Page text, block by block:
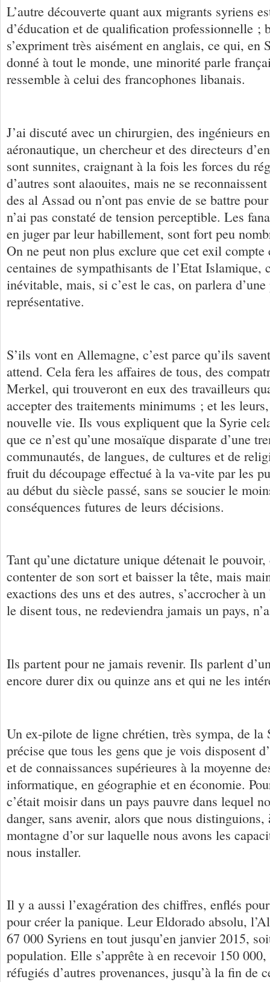
L’autre découverte quant aux migrants syriens
d’éducation et de qualification professionnelle ;
s’expriment très aisément en anglais, ce qui, en
donné à tout le monde, une minorité parle
ressemble à celui des francophones libanais.
J’ai discuté avec un chirurgien, des ingénieurs
aéronautique, un chercheur et des directeurs
sont sunnites, craignant à la fois les forces du
d’autres sont alaouites, mais ne se
des al Assad ou n’ont pas envie de se battre
n’ai pas constaté de tension perceptible. Les
en juger par leur habillement, sont fort peu
On ne peut non plus exclure que cet exil compte
centaines de sympathisants de l’Etat Islamique,
inévitable, mais, si c’est le cas, on parlera
représentative.
S’ils vont en Allemagne, c’est parce qu’ils
attend. Cela fera les affaires de tous, des
Merkel, qui trouveront en eux des travailleurs
accepter des traitements minimums ; et les
nouvelle vie. Ils vous expliquent que la Syrie
que ce n’est qu’une mosaïque disparate d’une
communautés, de langues, de cultures et de
fruit du découpage effectué à la va-vite par les
au début du siècle passé, sans se soucier le
conséquences futures de leurs décisions.
Tant qu’une dictature unique détenait le
contenter de son sort et baisser la tête, mais
exactions des uns et des autres, s’accrocher à
le disent tous, ne redeviendra jamais un pays,
Ils partent pour ne jamais revenir. Ils parlent
encore durer dix ou quinze ans et qui ne les
Un ex-pilote de ligne chrétien, très sympa, de
précise que tous les gens que je vois disposent
et de connaissances supérieures à la moyenne
informatique, en géographie et en économie.
c’était moisir dans un pays pauvre dans lequel
danger, sans avenir, alors que nous distinguions,
montagne d’or sur laquelle nous avons les
nous installer.
Il y a aussi l’exagération des chiffres, enflés
pour créer la panique. Leur Eldorado absolu,
67 000 Syriens en tout jusqu’en janvier 2015,
population. Elle s’apprête à en recevoir 150
réfugiés d’autres provenances, jusqu’à la fin de